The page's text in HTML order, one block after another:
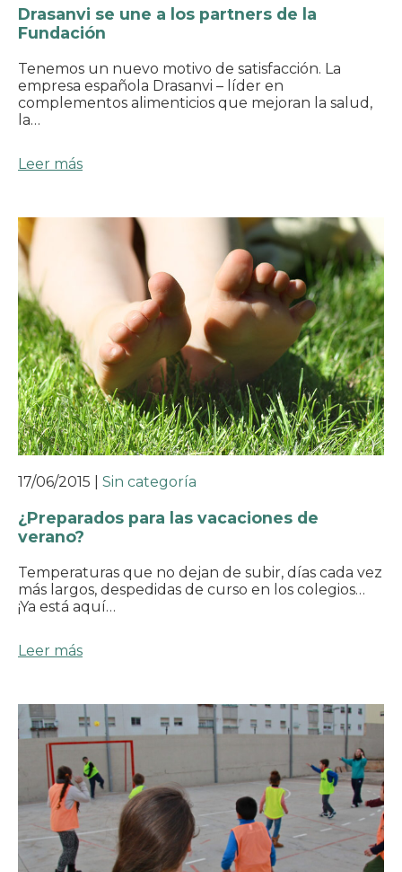
Drasanvi se une a los partners de la
Fundación
Tenemos un nuevo motivo de satisfacción. La
empresa española Drasanvi – líder en
complementos alimenticios que mejoran la salud,
la…
Leer más
17/06/2015 Sin categoría
¿Preparados para las vacaciones de
verano?
Temperaturas que no dejan de subir, días cada vez
más largos, despedidas de curso en los colegios…
¡Ya está aquí…
Leer más